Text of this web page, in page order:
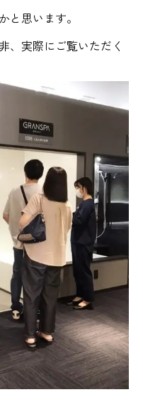
と思います。
、実際にご覧いただく